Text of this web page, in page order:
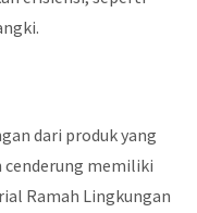
dari produk yang
cenderung memiliki
Ramah Lingkungan